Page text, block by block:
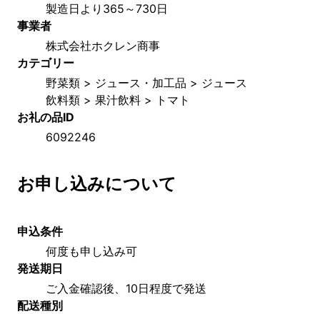
製造日より365～730日
事業者
株式会社ホクレン商事
カテゴリー
野菜類 > ジュース・加工品 > ジュース
飲料類 > 果汁飲料 > トマト
お礼の品ID
6092246
お申し込みについて
申込条件
何度も申し込み可
発送期日
ご入金確認後、10日程度で発送
配送種別